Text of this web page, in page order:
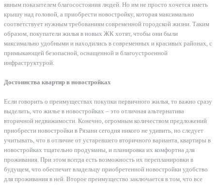
явным показателем благосостояния людей. Но им не просто хочется иметь
крышу над головой, а приобрести новостройку, которая максимально
соответствует нужным требованиям современной городской жизни. Таким
образом, покупатели жилья в новых ЖК хотят, чтобы они были
максимально удобными и находились в современных и красивых районах, с
примыкающей безопасной, оснащенной и благоустроенной
инфраструктурой.
Достоинства квартир в новостройках
Если говорить о преимуществах покупки первичного жилья, то важно сразу
выделить, что жилье в новостройках – это отличная альтернатива
вторичной недвижимости. Конечно, огромным количеством предложений
приобрести новостройки в Рязани сегодня никого не удивить, но следует
учитывать, что в отличие от устаревшего вторичного варианта, квартиры в
новостройках тщательно продуманы, и планировка их комфортна для
проживания. При этом всегда есть возможность их перепланировки в
будущем, что обеспечит владельцу приобретенной новостройки удобство
для проживания в ней. Второе преимущество заключается в том, что все